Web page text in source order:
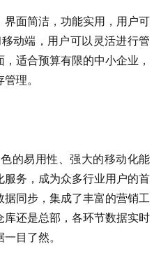
面简洁，功能实用，用户可
动端，用户可以灵活进行管
适合预算有限的中小企业，
理。
的易用性、强大的移动化能
务，成为众多行业用户的首
同步，集成了丰富的营销工
还是总部，各环节数据实时
目了然。